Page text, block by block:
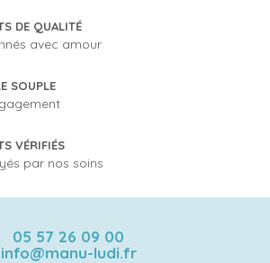
DE QUALITÉ
avec amour
SOUPLE
VÉRIFIÉS
par nos soins
05 57 26 09 00
info@manu-ludi.fr